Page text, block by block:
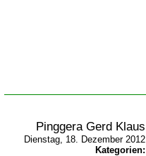
Pinggera Gerd Klaus
Dienstag, 18. Dezember 2012
Kategorien: